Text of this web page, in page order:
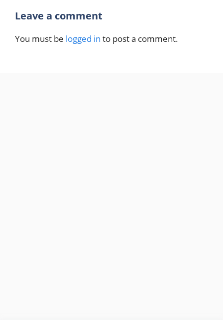
Leave a comment
You must be logged in to post a comment.